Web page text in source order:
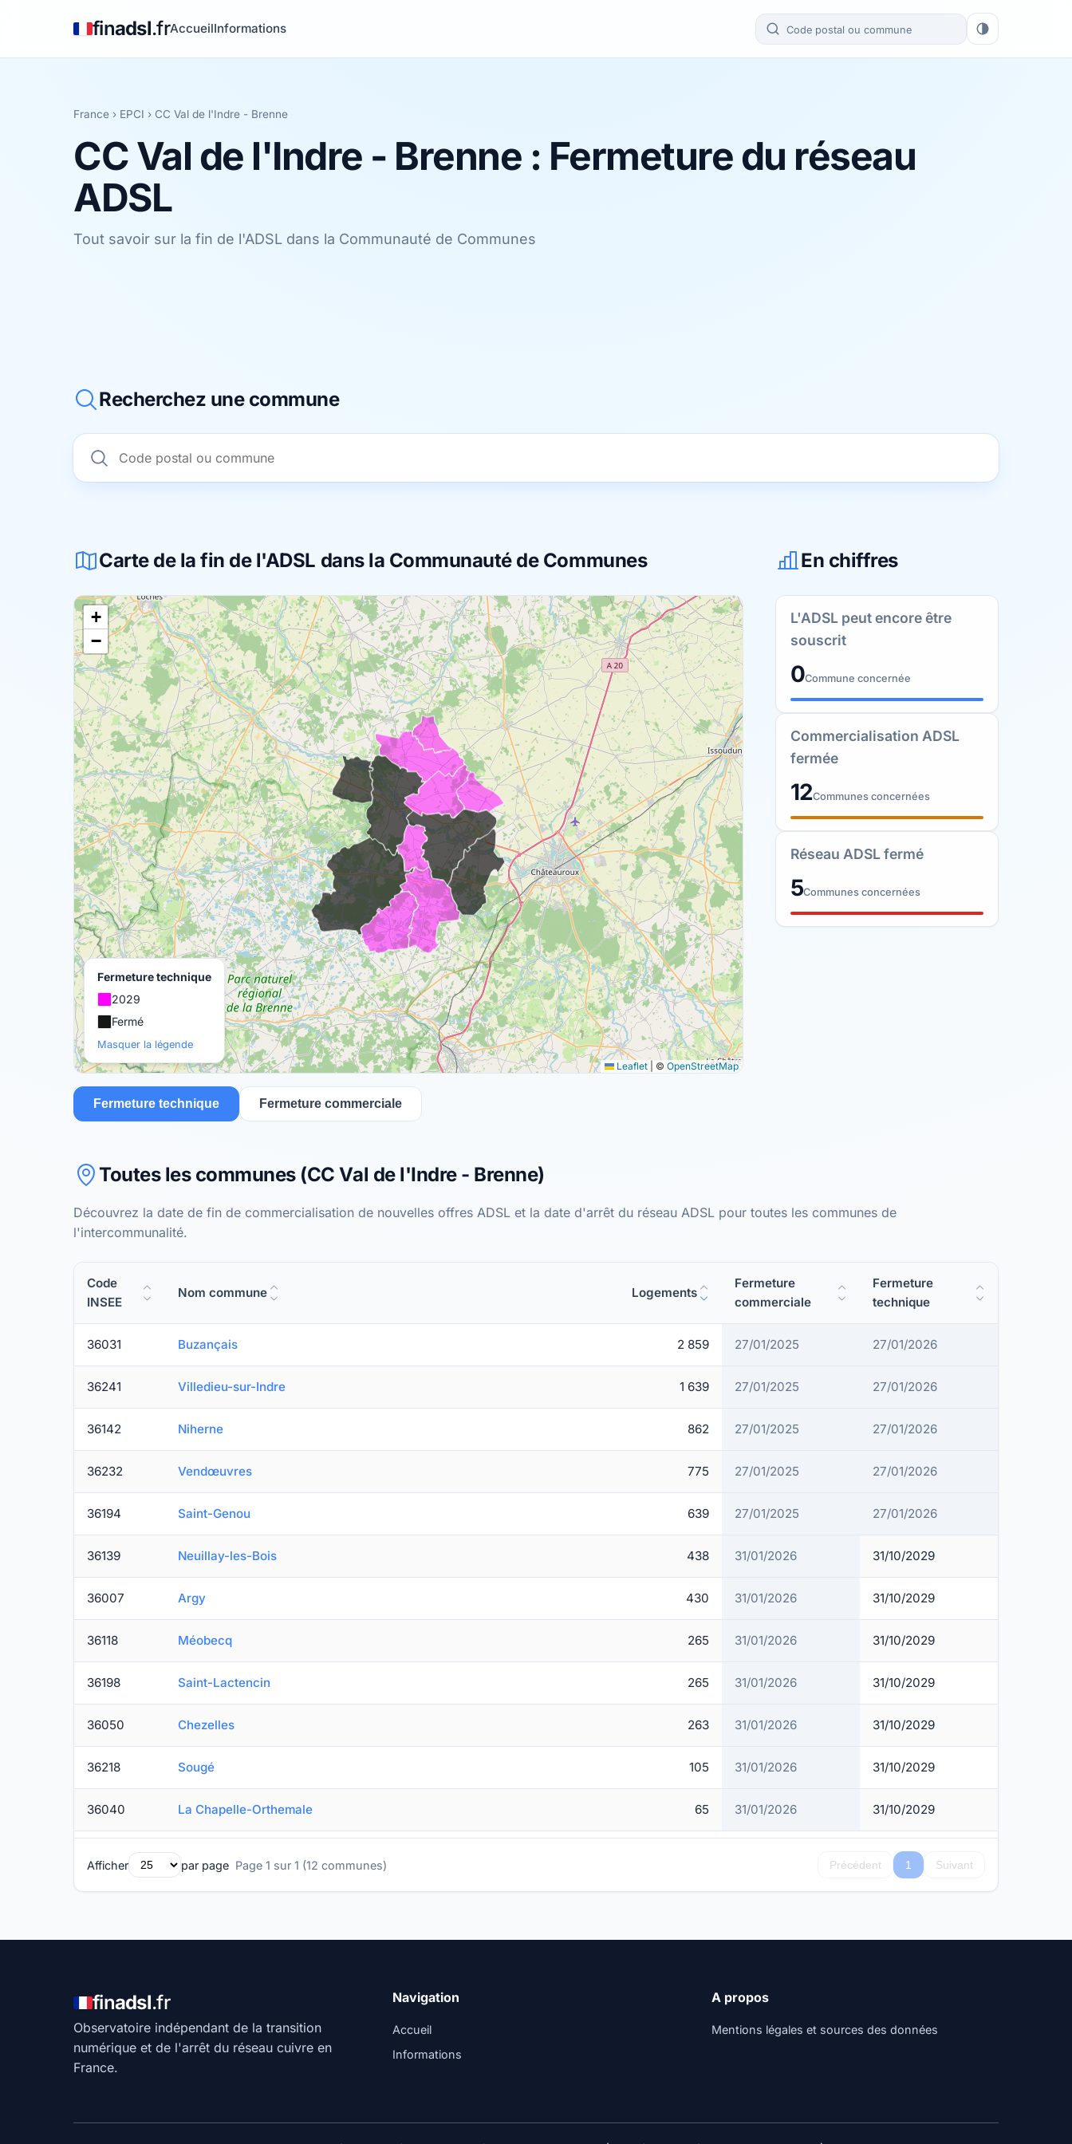
finadsl.frAccueilInformations
France › EPCI › CC Val de l'Indre - Brenne
CC Val de l'Indre - Brenne : Fermeture du réseau
ADSL
Tout savoir sur la fin de l'ADSL dans la Communauté de Communes
Recherchez une commune
Carte de la fin de l'ADSL dans la Communauté de Communes
+
−
Leaflet © OpenStreetMap
Fermeture technique
2029
Fermé
Masquer la légende
Fermeture technique Fermeture commerciale
En chiffres
L'ADSL peut encore être
souscrit
0Commune concernée
Commercialisation ADSL
fermée
12Communes concernées
Réseau ADSL fermé
5Communes concernées
Toutes les communes (CC Val de l'Indre - Brenne)
Découvrez la date de fin de commercialisation de nouvelles offres ADSL et la date d'arrêt du réseau ADSL pour toutes les communes de
l'intercommunalité.
Code
INSEE
Nom commune Logements
Fermeture
commerciale
Fermeture
technique
36031 Buzançais 2 859 27/01/2025 27/01/2026
36241 Villedieu-sur-Indre 1 639 27/01/2025 27/01/2026
36142 Niherne 862 27/01/2025 27/01/2026
36232 Vendœuvres 775 27/01/2025 27/01/2026
36194 Saint-Genou 639 27/01/2025 27/01/2026
36139 Neuillay-les-Bois 438 31/01/2026 31/10/2029
36007 Argy 430 31/01/2026 31/10/2029
36118 Méobecq 265 31/01/2026 31/10/2029
36198 Saint-Lactencin 265 31/01/2026 31/10/2029
36050 Chezelles 263 31/01/2026 31/10/2029
36218 Sougé 105 31/01/2026 31/10/2029
36040 La Chapelle-Orthemale 65 31/01/2026 31/10/2029
Afficher par page Page 1 sur 1 (12 communes) Précédent 1 Suivant
finadsl.fr
Observatoire indépendant de la transition
numérique et de l'arrêt du réseau cuivre en
France.
Navigation
Accueil
Informations
A propos
Mentions légales et sources des données